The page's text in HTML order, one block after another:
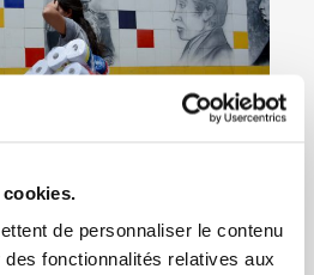
de personnaliser le contenu
fonctionnalités relatives aux